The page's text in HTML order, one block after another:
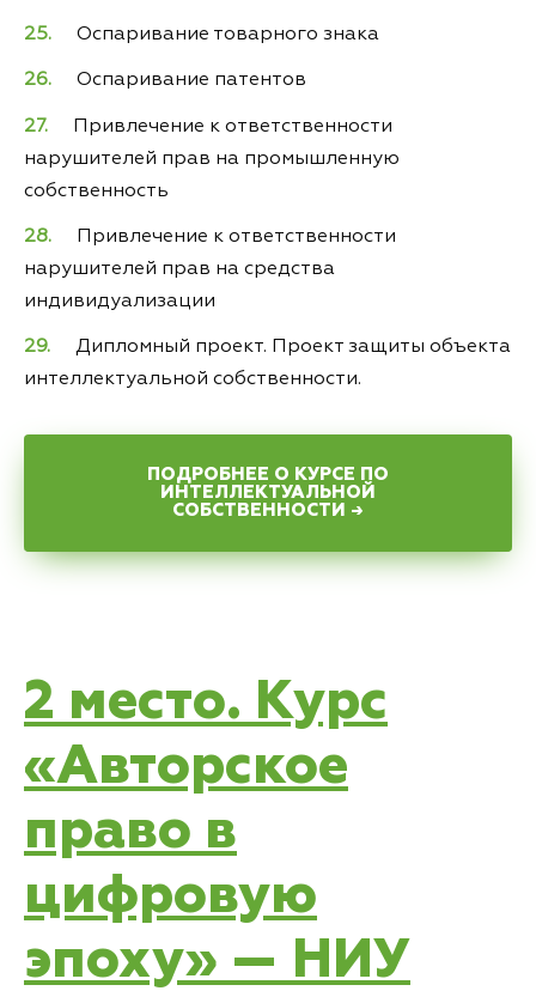
Оспаривание товарного знака
Оспаривание патентов
Привлечение к ответственности
нарушителей прав на промышленную
собственность
Привлечение к ответственности
нарушителей прав на средства
индивидуализации
Дипломный проект. Проект защиты объекта
интеллектуальной собственности.
ПОДРОБНЕЕ О КУРСЕ ПО
ИНТЕЛЛЕКТУАЛЬНОЙ
СОБСТВЕННОСТИ →
2 место. Курс
«Авторское
право в
цифровую
эпоху» — НИУ